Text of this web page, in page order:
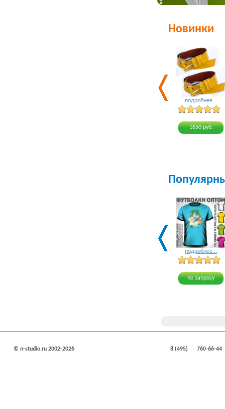
Новинки
подробнее...
1650 руб.
подробнее...
по запросу
© n-studio.ru 2002-2026 8 (495) 760-66-44